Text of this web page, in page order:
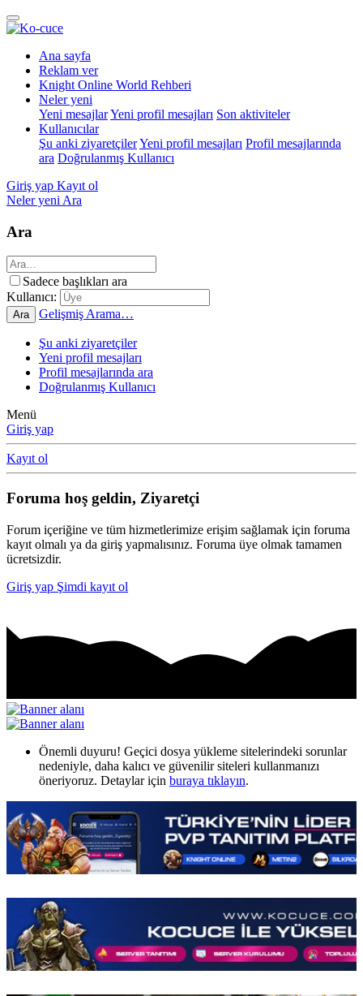
Ana sayfa
Reklam ver
Knight Online World Rehberi
Neler yeni
Yeni mesajlarYeni profil mesajları Son aktiviteler
Kullanıcılar
Şu anki ziyaretçilerYeni profil mesajları Profil mesajlarında
ara Doğrulanmış Kullanıcı
Giriş yap Kayıt ol
Neler yeni Ara
Ara
Sadece başlıkları ara
Kullanıcı:
Ara Gelişmiş Arama…
Şu anki ziyaretçiler
Yeni profil mesajları
Profil mesajlarında ara
Doğrulanmış Kullanıcı
Menü
Giriş yap
Kayıt ol
Foruma hoş geldin, Ziyaretçi
Forum içeriğine ve tüm hizmetlerimize erişim sağlamak için foruma
kayıt olmalı ya da giriş yapmalısınız. Foruma üye olmak tamamen
ücretsizdir.
Giriş yap Şimdi kayıt ol
Önemli duyuru! Geçici dosya yükleme sitelerindeki sorunlar
nedeniyle, daha kalıcı ve güvenilir siteleri kullanmanızı
öneriyoruz. Detaylar için buraya tıklayın.